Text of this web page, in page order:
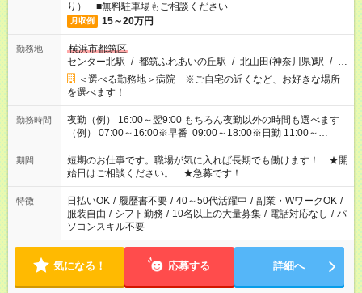
り） ■無料駐車場もご相談ください
月収例 15～20万円
勤務地
横浜市都筑区
センター北駅 / 都筑ふれあいの丘駅 / 北山田(神奈川県)駅 / …
＜選べる勤務地＞病院 ※ご自宅の近くなど、お好きな場所
を選べます！
勤務時間
夜勤（例） 16:00～翌9:00 もちろん夜勤以外の時間も選べます
（例） 07:00～16:00※早番 09:00～18:00※日勤 11:00～
20:00※遅番 ※時間は、固定・選べる施設もあるので、ご希望が
あれば調整できます！ ※シフト制。勤務地により実働時間が異
なります。★家庭の都合でお休みが必要な場合も遠慮なくご相談
ください。
期間
短期のお仕事です。職場が気に入れば長期でも働けます！ ★開
始日はご相談ください。 ★急募です！
特徴 日払いOK / 履歴書不要 / 40～50代活躍中 / 副業・WワークOK /
服装自由 / シフト勤務 / 10名以上の大量募集 / 電話対応なし / パ
ソコンスキル不要
気になる！ 応募する 詳細へ